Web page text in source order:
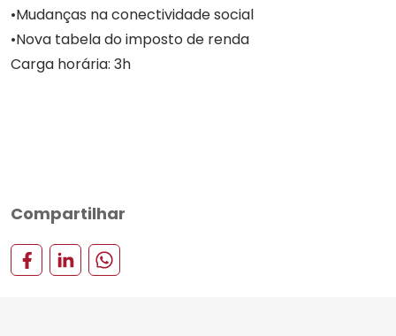
Mudanças na conectividade social
Nova tabela do imposto de renda
Carga horária: 3h
Compartilhar